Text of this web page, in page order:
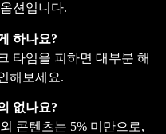
션입니다.
하나요?
타임을 피하면 대부분 해
해보세요.
없나요?
콘텐츠는 5% 미만으로,